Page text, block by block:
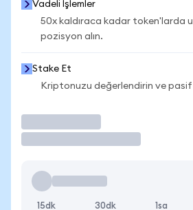
Vadeli İşlemler
50x kaldıraca kadar token'larda
pozisyon alın.
Stake Et
Kriptonuzu değerlendirin ve pasif
15dk 30dk 1sa